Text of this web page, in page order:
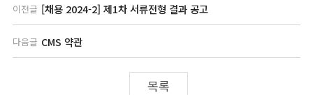
이전글 [채용 2024-2] 제1차 서류전형 결과 공고
다음글 CMS 약관
목록